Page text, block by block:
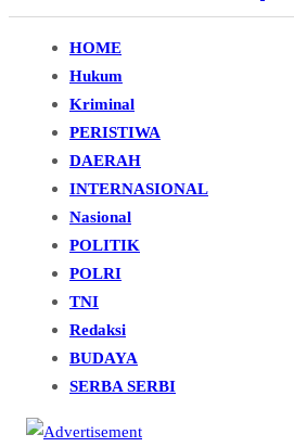
HOME
Hukum
Kriminal
PERISTIWA
DAERAH
INTERNASIONAL
Nasional
POLITIK
POLRI
TNI
Redaksi
BUDAYA
SERBA SERBI